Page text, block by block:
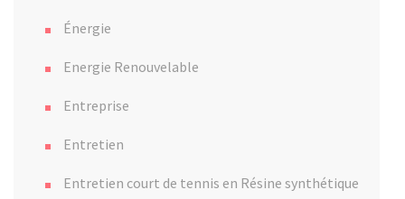
Énergie
Energie Renouvelable
Entreprise
Entretien
Entretien court de tennis en Résine synthétique